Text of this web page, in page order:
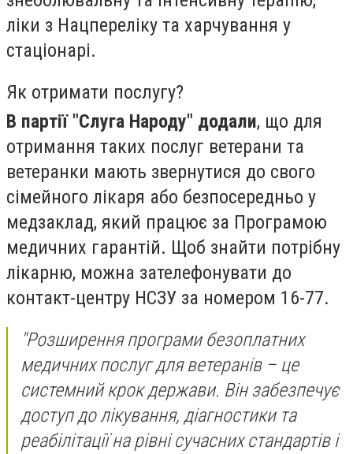
ліки з Нацпереліку та харчування у
стаціонарі.
Як отримати послугу?
В партії "Слуга Народу" додали, що для
отримання таких послуг ветерани та
ветеранки мають звернутися до свого
сімейного лікаря або безпосередньо у
медзаклад, який працює за Програмою
медичних гарантій. Щоб знайти потрібну
лікарню, можна зателефонувати до
контакт-центру НСЗУ за номером 16-77.
"Розширення програми безоплатних
медичних послуг для ветеранів – це
системний крок держави. Він забезпечує
доступ до лікування, діагностики та
реабілітації на рівні сучасних стандартів і